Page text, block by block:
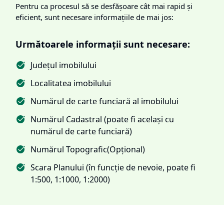
Pentru ca procesul să se desfășoare cât mai rapid și
eficient, sunt necesare informațiile de mai jos:
Următoarele informații sunt necesare:
Județul imobilului
Localitatea imobilului
Numărul de carte funciară al imobilului
Numărul Cadastral (poate fi același cu
numărul de carte funciară)
Numărul Topografic(Opțional)
Scara Planului (în funcție de nevoie, poate fi
1:500, 1:1000, 1:2000)